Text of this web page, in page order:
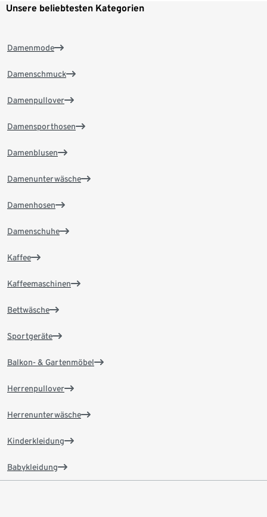
Unsere beliebtesten Kategorien
Damenmode
Damenschmuck
Damenpullover
Damensporthosen
Damenblusen
Damenunterwäsche
Damenhosen
Damenschuhe
Kaffee
Kaffeemaschinen
Bettwäsche
Sportgeräte
Balkon- & Gartenmöbel
Herrenpullover
Herrenunterwäsche
Kinderkleidung
Babykleidung